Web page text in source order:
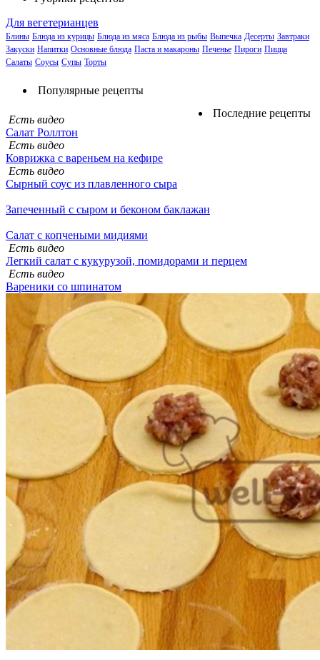
Для вегетерианцев
Блины Блюда из курицы Блюда из мяса Блюда из рыбы Выпечка Десерты Завтраки
Закуски Напитки Основные блюда Паста и макароны Печенье Пироги Пицца
Салаты Соусы Супы Торты
Популярные рецепты
Последние рецепты
Есть видео
Салат Роллтон
Есть видео
Коврижка с вареньем на кефире
Есть видео
Сырный соус из плавленного сыра
Запеченный с сыром и беконом баклажан
Салат с копчеными мидиями
Есть видео
Легкий салат с кукурузой, помидорами и перцем
Есть видео
Вареники со шпинатом